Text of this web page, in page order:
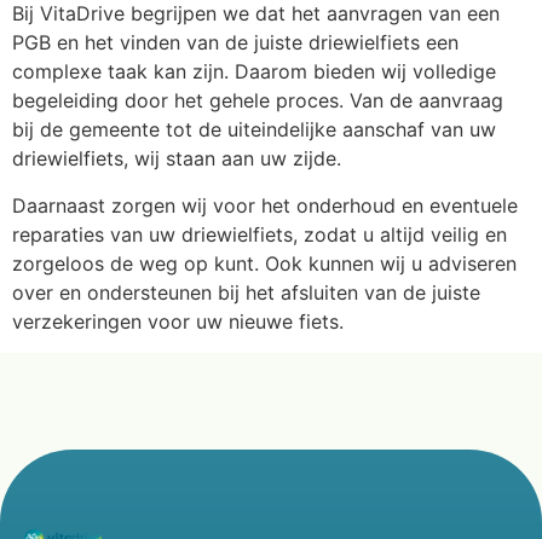
Bij VitaDrive begrijpen we dat het aanvragen van een
PGB en het vinden van de juiste driewielfiets een
complexe taak kan zijn. Daarom bieden wij volledige
begeleiding door het gehele proces. Van de aanvraag
bij de gemeente tot de uiteindelijke aanschaf van uw
driewielfiets, wij staan aan uw zijde.
Daarnaast zorgen wij voor het onderhoud en eventuele
reparaties van uw driewielfiets, zodat u altijd veilig en
zorgeloos de weg op kunt. Ook kunnen wij u adviseren
over en ondersteunen bij het afsluiten van de juiste
verzekeringen voor uw nieuwe fiets.